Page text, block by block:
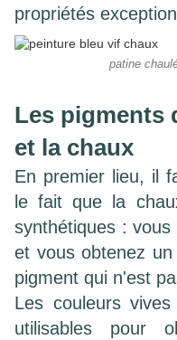
propriétés
patine
Les pigments
et la chaux
En premier lieu, il
le fait que la
synthétiques : vous
et vous obtenez
pigment qui n'est
Les couleurs
utilisables pour